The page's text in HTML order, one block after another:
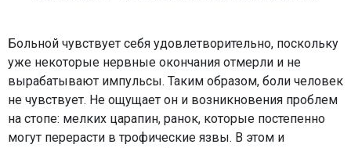
Больной чувствует себя удовлетворительно, поскольку
уже некоторые нервные окончания отмерли и не
вырабатывают импульсы. Таким образом, боли человек
не чувствует. Не ощущает он и возникновения проблем
на стопе: мелких царапин, ранок, которые постепенно
могут перерасти в трофические язвы. В этом и